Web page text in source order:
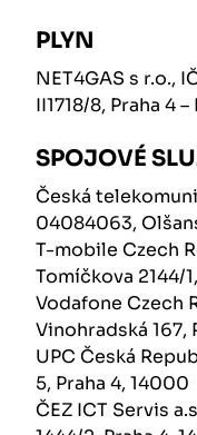
PLYN
NET4GAS s r.o.,
II1718/8, Praha 4
SPOJOVÉ
Česká
04084063,
T-mobile Czech
Tomíčkova 2144/
Vodafone Czech
Vinohradská 167,
UPC Česká
5, Praha 4, 14000
ČEZ ICT Servis